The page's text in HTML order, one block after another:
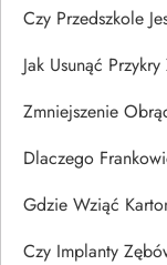
Czy Przedszkole
Jak Usunąć
Zmniejszenie
Dlaczego
Gdzie Wziąć
Czy Implanty